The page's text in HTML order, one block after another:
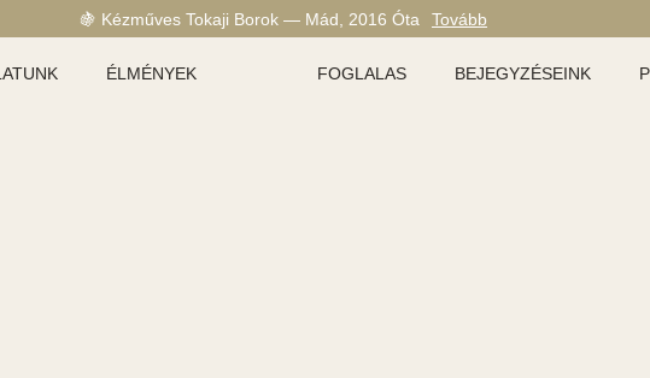
🍇 Kézműves Tokaji Borok — Mád, 2016 Óta Tovább
ÉLMÉNYEK FOGLALAS BEJEGYZÉSEINK